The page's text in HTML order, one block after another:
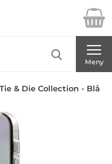
Telecom AB
Meny
& Die Collection - Blå